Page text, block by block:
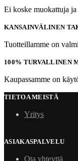
Ei koske muokattuja
KANSAINVÄLINEN
Tuotteillamme on
100% TURVALLINEN
Kaupassamme on
TIETOA MEISTÄ
Yritys
ASIAKASPALVELU
Ota yhteyttä